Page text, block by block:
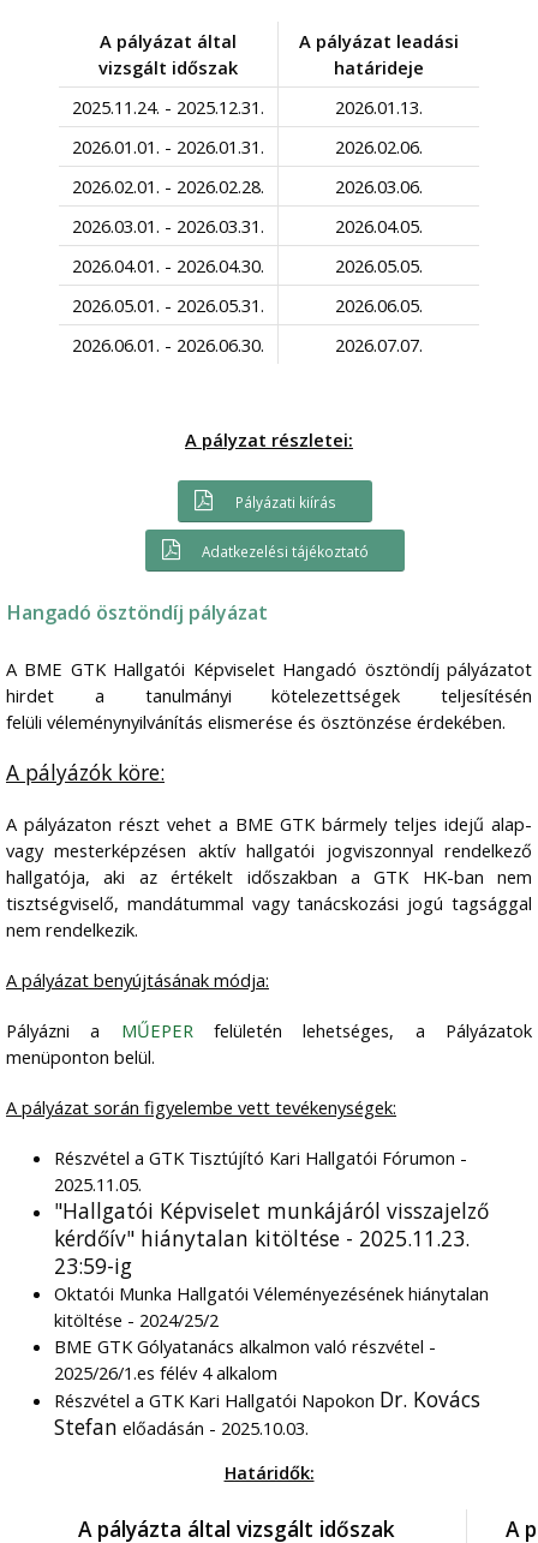
A pályázat által
vizsgált időszak
A pályázat leadási
határideje
2025.11.24. - 2025.12.31.
2026.01.13.
2026.01.01. - 2026.01.31.
2026.02.06.
2026.02.01. - 2026.02.28.
2026.03.06.
2026.03.01. - 2026.03.31.
2026.04.05.
2026.04.01. - 2026.04.30.
2026.05.05.
2026.05.01. - 2026.05.31.
2026.06.05.
2026.06.01. - 2026.06.30.
2026.07.07.
A pályzat részletei:
Pályázati kiírás
Adatkezelési tájékoztató
Hangadó ösztöndíj pályázat
A BME GTK Hallgatói Képviselet Hangadó ösztöndíj pályázatot
hirdet a tanulmányi kötelezettségek teljesítésén
felüli véleménynyilvánítás elismerése és ösztönzése érdekében.
A pályázók köre:
A pályázaton részt vehet a BME GTK bármely teljes idejű alap-
vagy mesterképzésen aktív hallgatói jogviszonnyal rendelkező
hallgatója, aki az értékelt időszakban a GTK HK-ban nem
tisztségviselő, mandátummal vagy tanácskozási jogú tagsággal
nem rendelkezik.
A pályázat benyújtásának módja:
Pályázni a MŰEPERfelületén lehetséges, a Pályázatok
menüponton belül.
A pályázat során figyelembe vett tevékenységek:
Részvétel a GTK Tisztújító Kari Hallgatói Fórumon -
2025.11.05.
"Hallgatói Képviselet munkájáról visszajelző
kérdőív" hiánytalan kitöltése - 2025.11.23.
23:59-ig
Oktatói Munka Hallgatói Véleményezésének hiánytalan
kitöltése - 2024/25/2
BME GTK Gólyatanács alkalmon való részvétel -
2025/26/1.es félév 4 alkalom
Részvétel a GTK Kari Hallgatói Napokon Dr. Kovács
Stefan előadásán - 2025.10.03.
Határidők:
A pályázta által vizsgált időszak A